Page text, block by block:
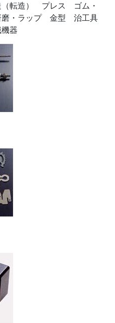
転造） プレス ゴム・
・ラップ 金型 治工具
器